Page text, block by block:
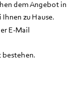
dem Angebot in
zu Hause.
E-Mail
bestehen.